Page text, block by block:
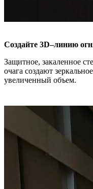
Создайте 3D–линию
Защитное, закаленное
очага создают
увеличенный объем.